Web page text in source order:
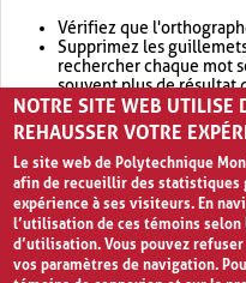
Vérifiez que
Supprimez les
rechercher chaque mot
souvent plus de résultat
Envisagez d'élargir
retournera souvent plus
NOTRE SITE WEB UTILISE
REHAUSSER VOTRE
Le site web de Polytechnique
afin de recueillir des
expérience à ses visiteurs. En
l’utilisation de ces témoins
d’utilisation. Vous pouvez
vos paramètres de navigation.